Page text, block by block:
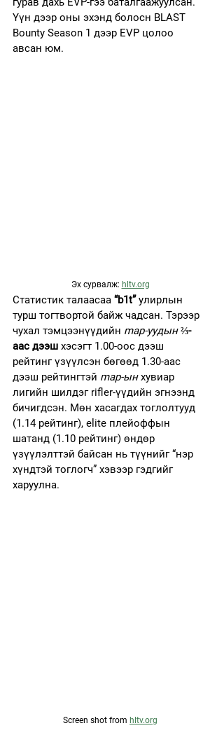
Үүн дээр оны эхэнд болосн BLAST
Bounty Season 1 дээр EVP цолоо
авсан юм.
Эх сурвалж: hltv.org
Статистик талаасаа “b1t” улирлын
турш тогтвортой байж чадсан. Тэрээр
чухал тэмцээнүүдийн map-уудын ⅔-
аас дээш хэсэгт 1.00-оос дээш
рейтинг үзүүлсэн бөгөөд 1.30-аас
дээш рейтингтэй map-ын хувиар
лигийн шилдэг rifler-үүдийн эгнээнд
бичигдсэн. Мөн хасагдах тоглолтууд
(1.14 рейтинг), elite плейоффын
шатанд (1.10 рейтинг) өндөр
үзүүлэлттэй байсан нь түүнийг “нэр
хүндтэй тоглогч” хэвээр гэдгийг
харуулна.
Screen shot from hltv.org